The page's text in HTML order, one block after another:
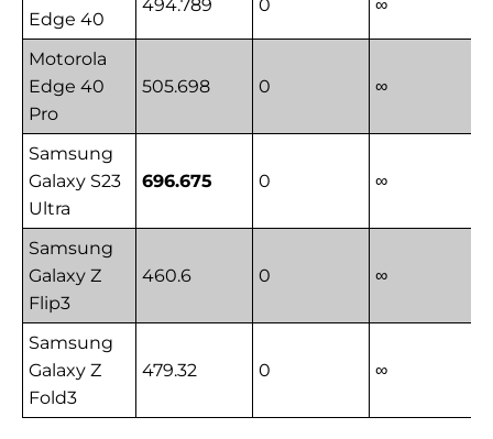
Edge 40
494.789 0 ∞
Motorola
Edge 40
Pro
505.698 0 ∞
Samsung
Galaxy S23
Ultra
696.675 0 ∞
Samsung
Galaxy Z
Flip3
460.6 0 ∞
Samsung
Galaxy Z
Fold3
479.32 0 ∞